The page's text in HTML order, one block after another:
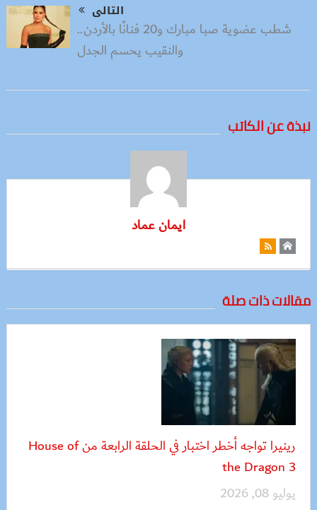
التالى
شطب عضوية صبا مبارك و20 فنانًا بالأردن..
والنقيب يحسم الجدل
نبذة عن الكاتب
ايمان عماد
مقالات ذات صلة
رينيرا تواجه أخطر اختبار في الحلقة الرابعة من House of
the Dragon 3
يوليو 08, 2026